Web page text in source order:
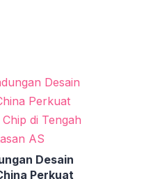
Desain
Perkuat